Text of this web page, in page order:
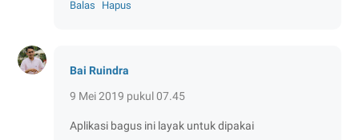
Balas Hapus
Bai Ruindra
9 Mei 2019 pukul 07.45
Aplikasi bagus ini layak untuk dipakai